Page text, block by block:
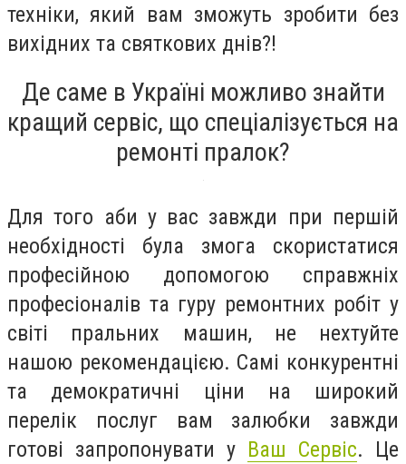
техніки, який вам зможуть зробити без
вихідних та святкових днів?!
Де саме в Україні можливо знайти
кращий сервіс, що спеціалізується на
ремонті пралок?
Для того аби у вас завжди при першій
необхідності була змога скористатися
професійною допомогою справжніх
професіоналів та гуру ремонтних робіт у
світі пральних машин, не нехтуйте
нашою рекомендацією. Самі конкурентні
та демократичні ціни на широкий
перелік послуг вам залюбки завжди
готові запропонувати у Ваш Сервіс. Це